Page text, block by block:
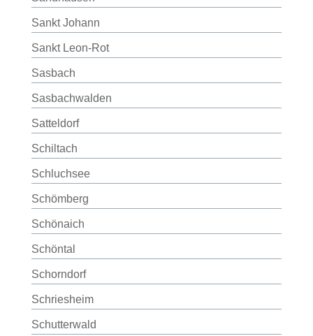
Sankt Johann
Sankt Leon-Rot
Sasbach
Sasbachwalden
Satteldorf
Schiltach
Schluchsee
Schömberg
Schönaich
Schöntal
Schorndorf
Schriesheim
Schutterwald